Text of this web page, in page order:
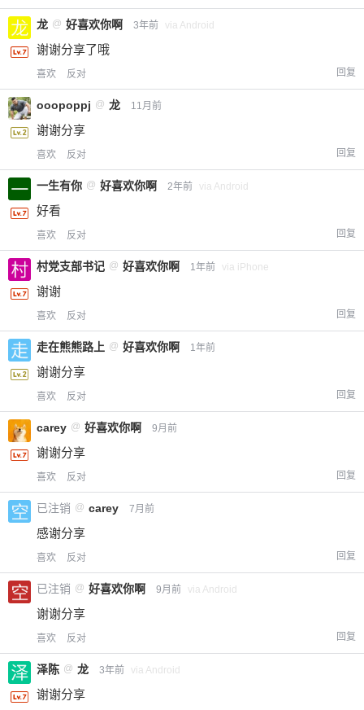
龙 @ 好喜欢你啊 3年前 via Android
谢谢分享了哦
喜欢 反对 回复
ooopoppj @ 龙 11月前
谢谢分享
喜欢 反对 回复
一生有你 @ 好喜欢你啊 2年前 via Android
好看
喜欢 反对 回复
村党支部书记 @ 好喜欢你啊 1年前 via iPhone
谢谢
喜欢 反对 回复
走在熊熊路上 @ 好喜欢你啊 1年前
谢谢分享
喜欢 反对 回复
carey @ 好喜欢你啊 9月前
谢谢分享
喜欢 反对 回复
已注销 @ carey 7月前
感谢分享
喜欢 反对 回复
已注销 @ 好喜欢你啊 9月前 via Android
谢谢分享
喜欢 反对 回复
泽陈 @ 龙 3年前 via Android
谢谢分享